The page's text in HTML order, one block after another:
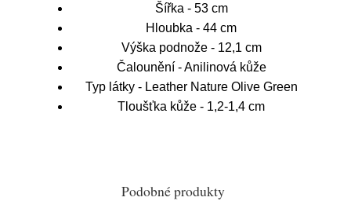
Šířka - 53 cm
Hloubka - 44 cm
Výška podnože - 12,1 cm
Čalounění - Anilinová kůže
Typ látky - Leather Nature Olive Green
Tloušťka kůže - 1,2-1,4 cm
Podobné produkty